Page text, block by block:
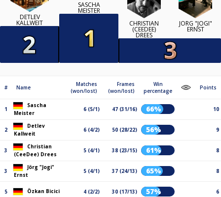
DETLEV
KALLWEIT
SASCHA
MEISTER
CHRISTIAN
(CEEDEE)
DREES
JÖRG "JOGI"
ERNST
# Name
Matches
(won/lost)
Frames
(won/lost)
Win
percentage
Points
1
Sascha
Meister
6 (5/1) 47 (31/16) 66% 10
2
Detlev
Kallweit
6 (4/2) 50 (28/22) 56% 9
3
Christian
(CeeDee) Drees
5 (4/1) 38 (23/15) 61% 8
3
Jörg "Jogi"
Ernst
5 (4/1) 37 (24/13) 65% 8
5 Özkan Bicici 4 (2/2) 30 (17/13) 57% 6